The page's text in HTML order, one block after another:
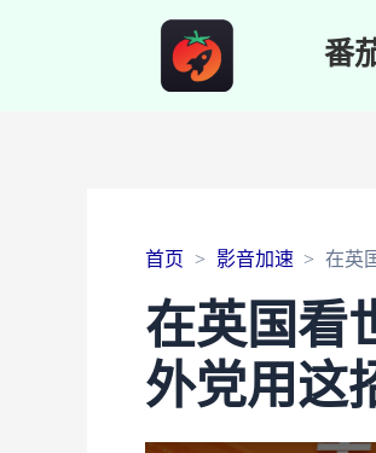
番
首页 影音加速 在英
在英国看
外党用这